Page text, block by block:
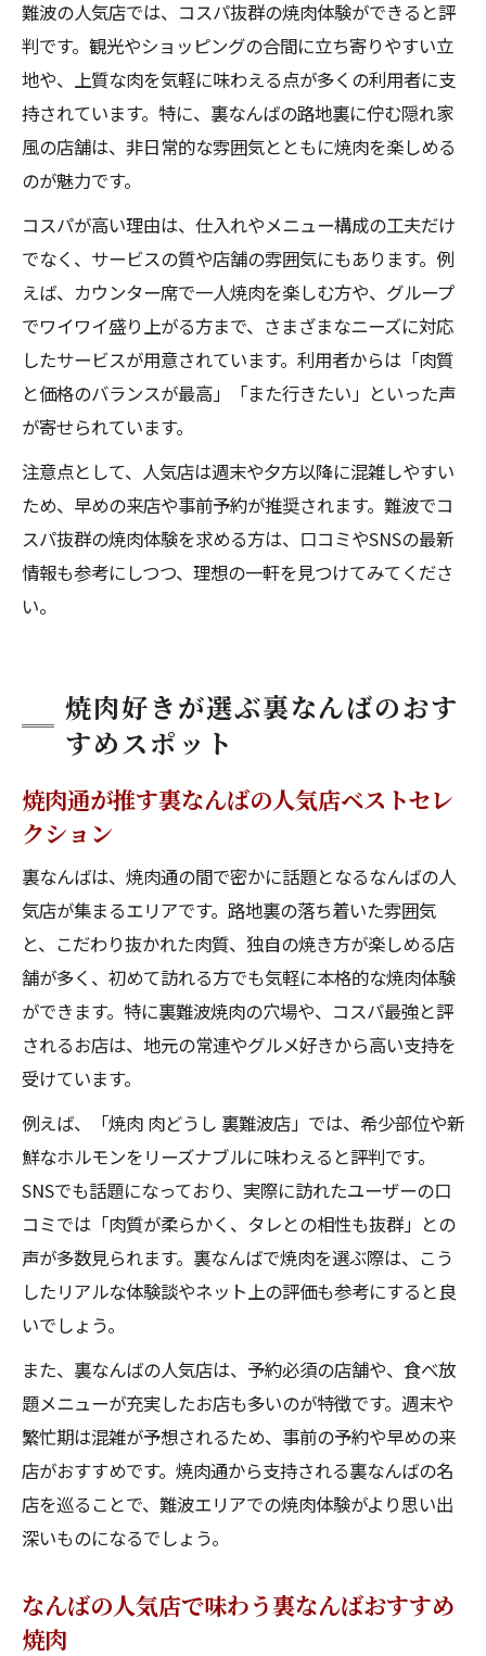
難波の人気店では、コスパ抜群の焼肉体験ができると評
判です。観光やショッピングの合間に立ち寄りやすい立
地や、上質な肉を気軽に味わえる点が多くの利用者に支
持されています。特に、裏なんばの路地裏に佇む隠れ家
風の店舗は、非日常的な雰囲気とともに焼肉を楽しめる
のが魅力です。
コスパが高い理由は、仕入れやメニュー構成の工夫だけ
でなく、サービスの質や店舗の雰囲気にもあります。例
えば、カウンター席で一人焼肉を楽しむ方や、グループ
でワイワイ盛り上がる方まで、さまざまなニーズに対応
したサービスが用意されています。利用者からは「肉質
と価格のバランスが最高」「また行きたい」といった声
が寄せられています。
注意点として、人気店は週末や夕方以降に混雑しやすい
ため、早めの来店や事前予約が推奨されます。難波でコ
スパ抜群の焼肉体験を求める方は、口コミやSNSの最新
情報も参考にしつつ、理想の一軒を見つけてみてくださ
い。
焼肉好きが選ぶ裏なんばのおす
すめスポット
焼肉通が推す裏なんばの人気店ベストセレ
クション
裏なんばは、焼肉通の間で密かに話題となるなんばの人
気店が集まるエリアです。路地裏の落ち着いた雰囲気
と、こだわり抜かれた肉質、独自の焼き方が楽しめる店
舗が多く、初めて訪れる方でも気軽に本格的な焼肉体験
ができます。特に裏難波焼肉の穴場や、コスパ最強と評
されるお店は、地元の常連やグルメ好きから高い支持を
受けています。
例えば、「焼肉 肉どうし 裏難波店」では、希少部位や新
鮮なホルモンをリーズナブルに味わえると評判です。
SNSでも話題になっており、実際に訪れたユーザーの口
コミでは「肉質が柔らかく、タレとの相性も抜群」との
声が多数見られます。裏なんばで焼肉を選ぶ際は、こう
したリアルな体験談やネット上の評価も参考にすると良
いでしょう。
また、裏なんばの人気店は、予約必須の店舗や、食べ放
題メニューが充実したお店も多いのが特徴です。週末や
繁忙期は混雑が予想されるため、事前の予約や早めの来
店がおすすめです。焼肉通から支持される裏なんばの名
店を巡ることで、難波エリアでの焼肉体験がより思い出
深いものになるでしょう。
なんばの人気店で味わう裏なんばおすすめ
焼肉